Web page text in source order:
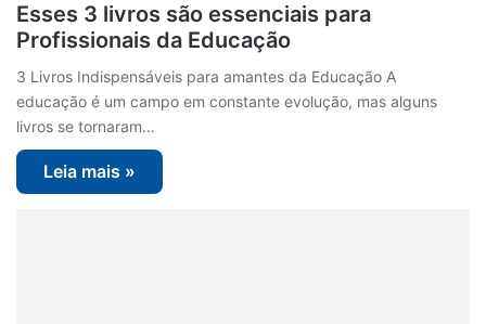
Esses 3 livros são essenciais para
Profissionais da Educação
3 Livros Indispensáveis para amantes da Educação A
educação é um campo em constante evolução, mas alguns
livros se tornaram…
Leia mais »